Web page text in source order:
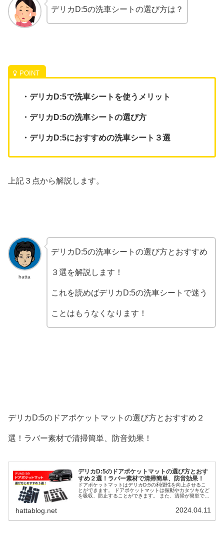
デリカD:5の洗車シートの選び方は？
・デリカD:5で洗車シートを使うメリット
・デリカD:5の洗車シートの選び方
・デリカD:5におすすめの洗車シート３選
上記３点から解説します。
hatta
デリカD:5の洗車シートの選び方とおすすめ
３選を解説します！
これを読めばデリカD:5の洗車シートで迷う
ことはもうなくなります！
デリカD:5のドアポケットマットの選び方とおすすめ２
選！ラバー素材で清掃簡単、防音効果！
デリカD:5のドアポケットマットの選び方とおす
すめ２選！ラバー素材で清掃簡単、防音効果！
ドアポケットマットはデリカD:5の利便性を向上させるこ
とができます。 ドアポケットマットは振動やカタツキなど
を吸収、防止することができます。 また、清掃が簡単で清
デリカD:5のドアポケットマットの選び方とおすすめ２選
hattablog.net 2024.04.11